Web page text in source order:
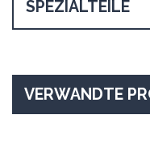
SPEZIALTEILE
VERWANDTE